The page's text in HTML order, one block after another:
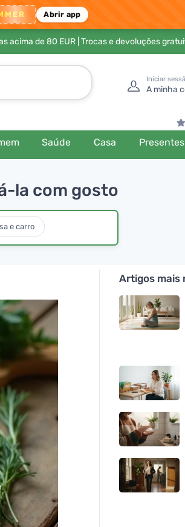
Abrir app
acima de 80 EUR| Trocas e devoluções
Iniciar
A minha
Saúde Casa Presentes
la com gosto
e carro
Artigos mais